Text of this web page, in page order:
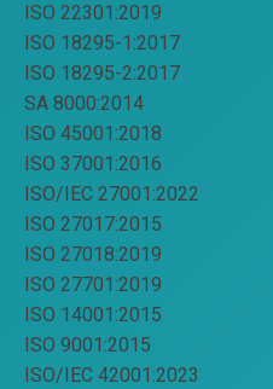
ISO 22301:2019
ISO 18295-1:2017
ISO 18295-2:2017
SA 8000:2014
ISO 45001:2018
ISO 37001:2016
ISO/IEC 27001:2022
ISO 27017:2015
ISO 27018:2019
ISO 27701:2019
ISO 14001:2015
ISO 9001:2015
ISO/IEC 42001:2023